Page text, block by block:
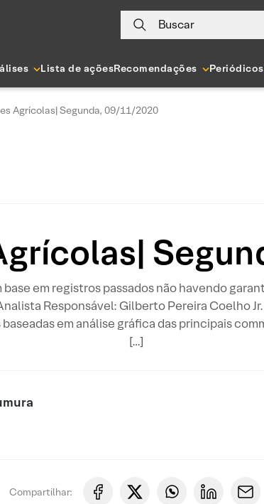
Buscar
Lista de açõesRecomendações Periódicos
Agrícolas| Segunda, 09/11/2020
em registros passados não havendo
Responsável: Gilberto Pereira Coelho
em análise gráfica das principais
[…]
Compartilhar: